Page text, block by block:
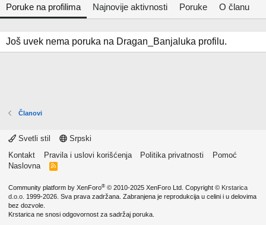
Poruke na profilima Najnovije aktivnosti Poruke O članu
Još uvek nema poruka na Dragan_Banjaluka profilu.
Članovi
Svetli stil
Srpski
Kontakt
Pravila i uslovi korišćenja Politika privatnosti
Pomoć
Naslovna
R
Community platform by XenForo® © 2010-2025 XenForo Ltd. Copyright © Krstarica
d.o.o. 1999-2026. Sva prava zadržana. Zabranjena je reprodukcija u celini i u delovima
bez dozvole.
Krstarica ne snosi odgovornost za sadržaj poruka.